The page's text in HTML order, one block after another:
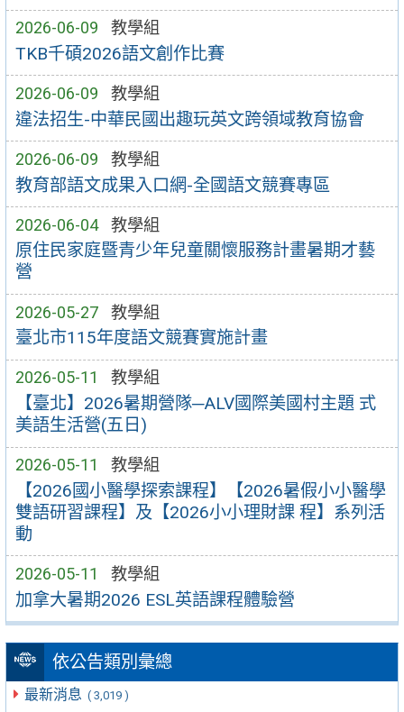
2026-06-09 教學組
TKB千碩2026語文創作比賽
2026-06-09 教學組
違法招生-中華民國出趣玩英文跨領域教育協會
2026-06-09 教學組
教育部語文成果入口網-全國語文競賽專區
2026-06-04 教學組
原住民家庭暨青少年兒童關懷服務計畫暑期才藝
營
2026-05-27 教學組
臺北市115年度語文競賽實施計畫
2026-05-11 教學組
【臺北】2026暑期營隊─ALV國際美國村主題 式
美語生活營(五日)
2026-05-11 教學組
【2026國小醫學探索課程】【2026暑假小小醫學
雙語研習課程】及【2026小小理財課 程】系列活
動
2026-05-11 教學組
加拿大暑期2026 ESL英語課程體驗營
依公告類別彙總
最新消息 ( 3,019 )